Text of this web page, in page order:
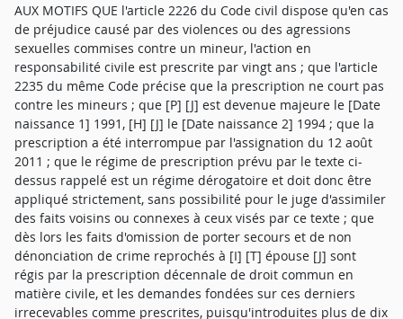
AUX MOTIFS QUE l'article 2226 du Code civil dispose qu'en cas
de préjudice causé par des violences ou des agressions
sexuelles commises contre un mineur, l'action en
responsabilité civile est prescrite par vingt ans ; que l'article
2235 du même Code précise que la prescription ne court pas
contre les mineurs ; que [P] [J] est devenue majeure le [Date
naissance 1] 1991, [H] [J] le [Date naissance 2] 1994 ; que la
prescription a été interrompue par l'assignation du 12 août
2011 ; que le régime de prescription prévu par le texte ci-
dessus rappelé est un régime dérogatoire et doit donc être
appliqué strictement, sans possibilité pour le juge d'assimiler
des faits voisins ou connexes à ceux visés par ce texte ; que
dès lors les faits d'omission de porter secours et de non
dénonciation de crime reprochés à [I] [T] épouse [J] sont
régis par la prescription décennale de droit commun en
matière civile, et les demandes fondées sur ces derniers
irrecevables comme prescrites, puisqu'introduites plus de dix